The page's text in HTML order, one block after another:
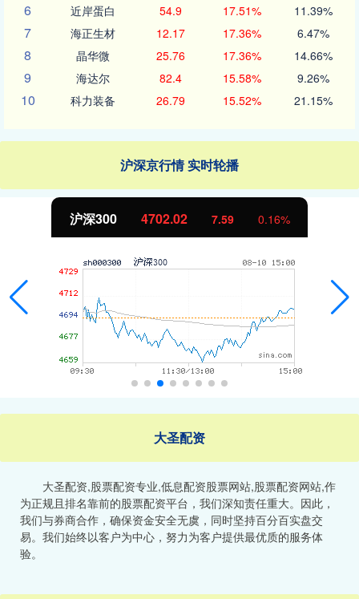
6 近岸蛋白 54.9 17.51% 11.39%
7 海正生材 12.17 17.36% 6.47%
8 晶华微 25.76 17.36% 14.66%
9 海达尔 82.4 15.58% 9.26%
10 科力装备 26.79 15.52% 21.15%
沪深京行情 实时轮播
沪深300 4702.02 7.59 0.16%
大圣配资
大圣配资,股票配资专业,低息配资股票网站,股票配资网站,作
为正规且排名靠前的股票配资平台，我们深知责任重大。因此，
我们与券商合作，确保资金安全无虞，同时坚持百分百实盘交
易。我们始终以客户为中心，努力为客户提供最优质的服务体
验。